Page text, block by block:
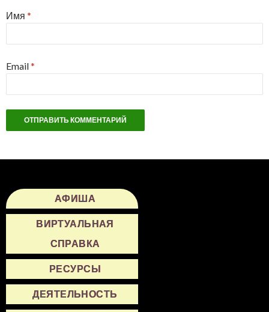
Имя *
Email*
АФИША
ВИРТУАЛЬНАЯ
СПРАВКА
РЕСУРСЫ
ДЕЯТЕЛЬНОСТЬ